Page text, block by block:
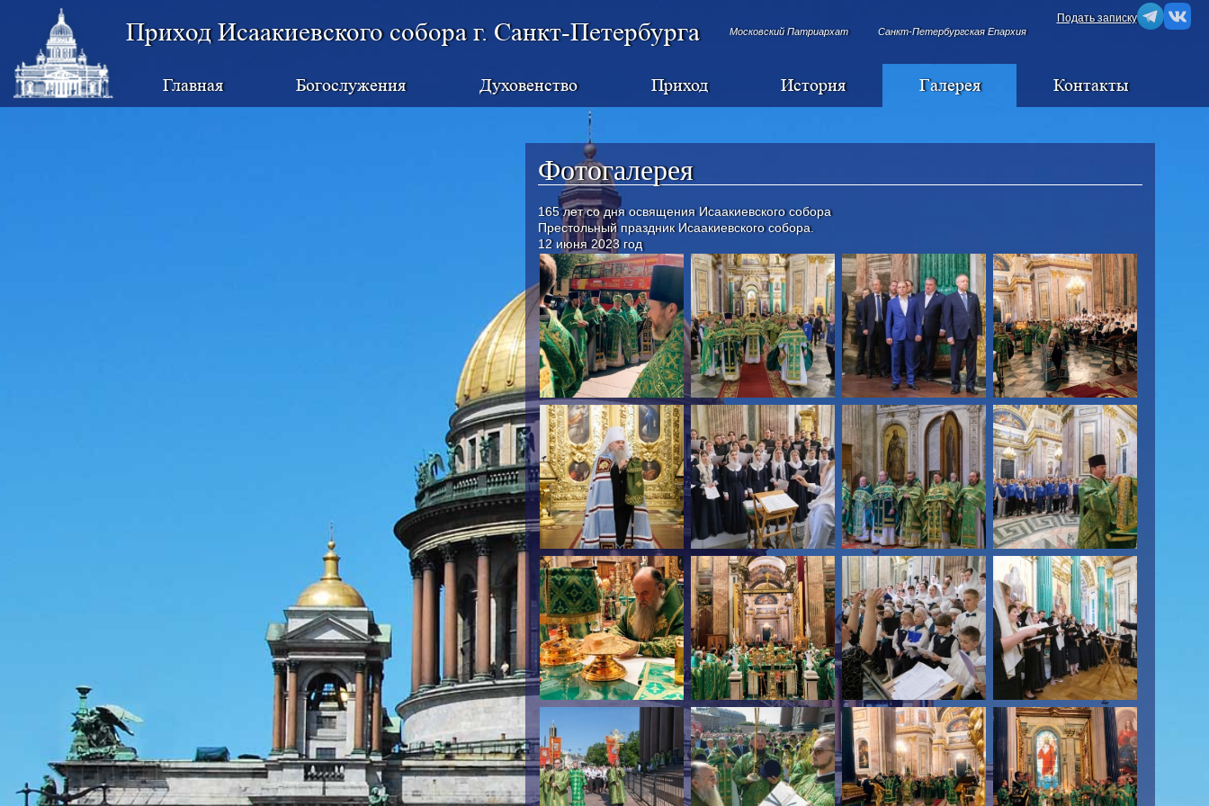
Приход Исаакиевского собора г. Санкт-Петербурга Московский Патриархат Санкт-Петербургская Епархия
Подать записку
Главная Богослужения Духовенство Приход История Галерея Контакты
Фотогалерея
165 лет со дня освящения Исаакиевского собора
Престольный праздник Исаакиевского собора.
12 июня 2023 год